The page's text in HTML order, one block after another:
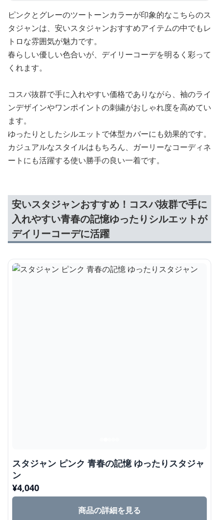
ピンクとグレーのツートーンカラーが印象的なこちらのス
タジャンは、安いスタジャンおすすめアイテムの中でもレ
トロな雰囲気が魅力です。
春らしい優しい色合いが、デイリーコーデを明るく彩って
くれます。
コスパ抜群で手に入れやすい価格でありながら、袖のライ
ンデザインやワンポイントの刺繍がおしゃれ度を高めてい
ます。
ゆったりとしたシルエットで体型カバーにも効果的です。
カジュアルなスタイルはもちろん、ガーリーなコーディネ
ートにも活躍する使い勝手の良い一着です。
安いスタジャンおすすめ！コスパ抜群で手に
入れやすい青春の記憶ゆったりシルエットが
デイリーコーデに活躍
スタジャン ピンク 青春の記憶 ゆったりスタジャ
ン
¥4,040
商品の詳細を見る